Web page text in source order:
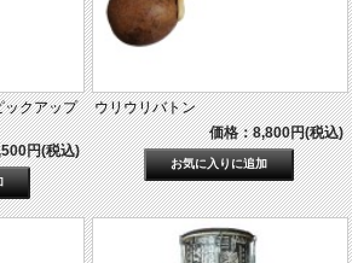
ックアップ
円(税込)
ウリウリバトン
価格：8,800円(税込)